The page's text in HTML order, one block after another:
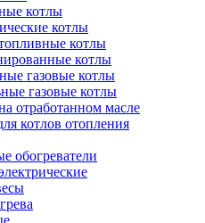
котлы
котлы
котлы
котлы
газовые котлы
газовые котлы
отработанном масле
котлов отопления
обогреватели